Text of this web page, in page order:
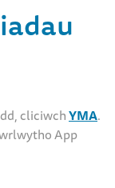
cliciwchYMA.
App